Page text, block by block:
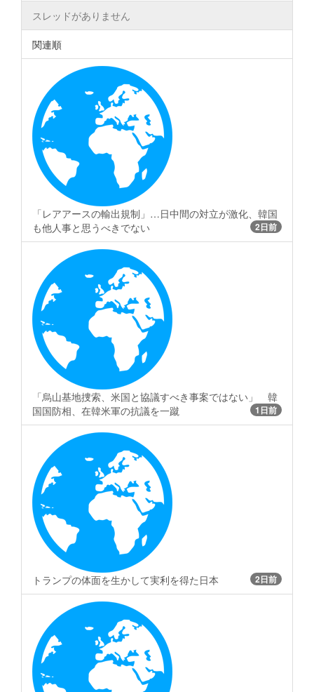
スレッドがありません
関連順
「レアアースの輸出規制」…日中間の対立が激化、韓国
も他人事と思うべきでない
2日前
「烏山基地捜索、米国と協議すべき事案ではない」 韓
国国防相、在韓米軍の抗議を一蹴
1日前
トランプの体面を生かして実利を得た日本 2日前